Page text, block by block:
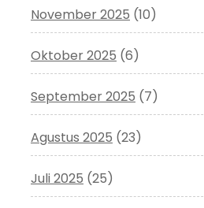
November 2025 (10)
Oktober 2025 (6)
September 2025 (7)
Agustus 2025 (23)
Juli 2025 (25)